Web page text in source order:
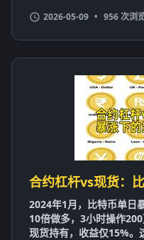
2026-05-09 • 956 次浏
合约杠杆vs现货：
2024年1月，比特币单日
10倍做多，3小时操作
现货持有，收益仅15%。